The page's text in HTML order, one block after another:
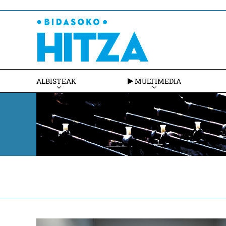
ALBISTEAK MULTIMEDIA